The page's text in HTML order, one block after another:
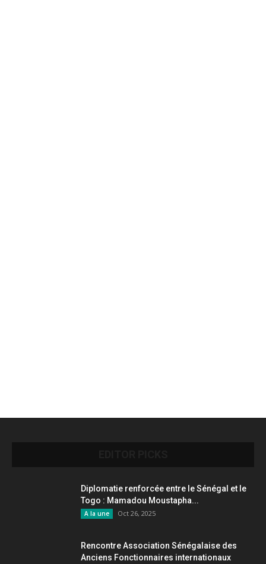
Diplomatie renforcée entre le Sénégal et le
Togo : Mamadou Moustapha...
A la une Oct 26, 2025
Rencontre Association Sénégalaise des
Anciens Fonctionnaires internationaux